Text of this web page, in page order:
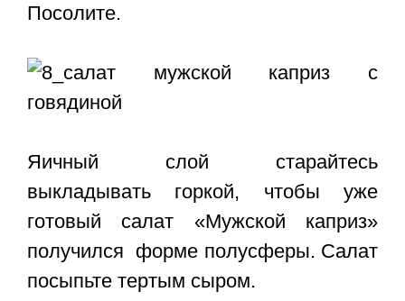
Посолите.
Яичный слой старайтесь
выкладывать горкой, чтобы уже
готовый салат «Мужской каприз»
получился форме полусферы. Салат
посыпьте тертым сыром.